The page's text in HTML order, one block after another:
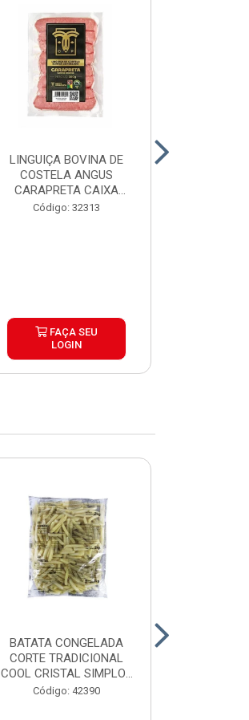
LINGUIÇA BOVINA DE
COSTELA ANGUS
CARAPRETA CAIXA
24X300G
Código: 32313
FAÇA SEU
LOGIN
BATATA CONGELADA
CORTE TRADICIONAL
COOL CRISTAL SIMPLOT
CAIX...
Código: 42390